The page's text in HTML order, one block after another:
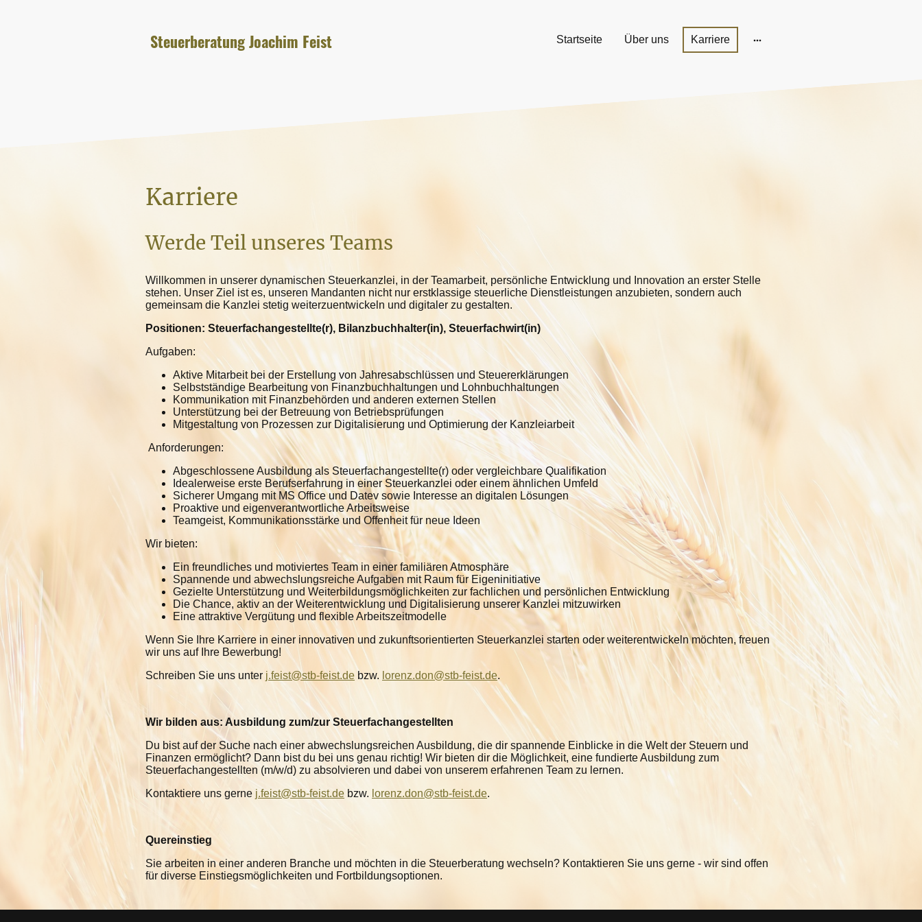
Steuerberatung Joachim Feist Startseite Über uns Karriere
Karriere
Werde Teil unseres Teams
Willkommen in unserer dynamischen Steuerkanzlei, in der Teamarbeit, persönliche Entwicklung und Innovation an erster Stelle
stehen. Unser Ziel ist es, unseren Mandanten nicht nur erstklassige steuerliche Dienstleistungen anzubieten, sondern auch
gemeinsam die Kanzlei stetig weiterzuentwickeln und digitaler zu gestalten.
Positionen: Steuerfachangestellte(r), Bilanzbuchhalter(in), Steuerfachwirt(in)
Aufgaben:
Aktive Mitarbeit bei der Erstellung von Jahresabschlüssen und Steuererklärungen
Selbstständige Bearbeitung von Finanzbuchhaltungen und Lohnbuchhaltungen
Kommunikation mit Finanzbehörden und anderen externen Stellen
Unterstützung bei der Betreuung von Betriebsprüfungen
Mitgestaltung von Prozessen zur Digitalisierung und Optimierung der Kanzleiarbeit
Anforderungen:
Abgeschlossene Ausbildung als Steuerfachangestellte(r) oder vergleichbare Qualifikation
Idealerweise erste Berufserfahrung in einer Steuerkanzlei oder einem ähnlichen Umfeld
Sicherer Umgang mit MS Office und Datev sowie Interesse an digitalen Lösungen
Proaktive und eigenverantwortliche Arbeitsweise
Teamgeist, Kommunikationsstärke und Offenheit für neue Ideen
Wir bieten:
Ein freundliches und motiviertes Team in einer familiären Atmosphäre
Spannende und abwechslungsreiche Aufgaben mit Raum für Eigeninitiative
Gezielte Unterstützung und Weiterbildungsmöglichkeiten zur fachlichen und persönlichen Entwicklung
Die Chance, aktiv an der Weiterentwicklung und Digitalisierung unserer Kanzlei mitzuwirken
Eine attraktive Vergütung und flexible Arbeitszeitmodelle
Wenn Sie Ihre Karriere in einer innovativen und zukunftsorientierten Steuerkanzlei starten oder weiterentwickeln möchten, freuen
wir uns auf Ihre Bewerbung!
Schreiben Sie uns unter j.feist@stb-feist.de bzw. lorenz.don@stb-feist.de.
Wir bilden aus: Ausbildung zum/zur Steuerfachangestellten
Du bist auf der Suche nach einer abwechslungsreichen Ausbildung, die dir spannende Einblicke in die Welt der Steuern und
Finanzen ermöglicht? Dann bist du bei uns genau richtig! Wir bieten dir die Möglichkeit, eine fundierte Ausbildung zum
Steuerfachangestellten (m/w/d) zu absolvieren und dabei von unserem erfahrenen Team zu lernen.
Kontaktiere uns gerne j.feist@stb-feist.de bzw. lorenz.don@stb-feist.de.
Quereinstieg
Sie arbeiten in einer anderen Branche und möchten in die Steuerberatung wechseln? Kontaktieren Sie uns gerne - wir sind offen
für diverse Einstiegsmöglichkeiten und Fortbildungsoptionen.